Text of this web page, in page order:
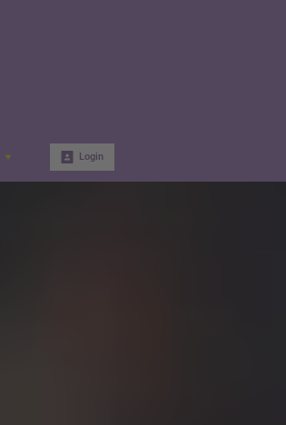
Login